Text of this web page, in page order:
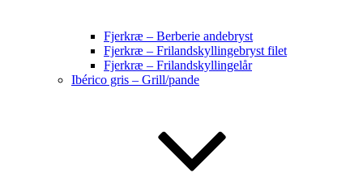
Fjerkræ – Berberie andebryst
Fjerkræ – Frilandskyllingebryst filet
Fjerkræ – Frilandskyllingelår
Ibérico gris – Grill/pande